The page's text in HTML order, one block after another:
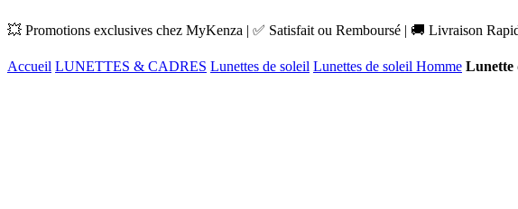
💥 Promotions exclusives chez MyKenza | ✅ Satisfait ou Remboursé | 🚚 Livraison
Accueil LUNETTES & CADRES Lunettes de soleil Lunettes de soleil Homme Lunette